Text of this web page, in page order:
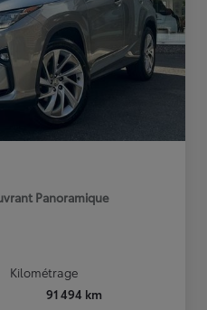
Panoramique
Kilométrage
91 494 km